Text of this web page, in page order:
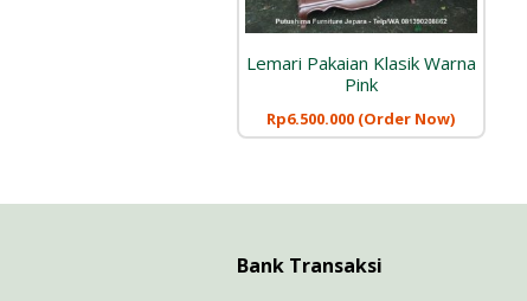
Lemari Pakaian Klasik Warna
Pink
Rp6.500.000 (Order Now)
Bank Transaksi